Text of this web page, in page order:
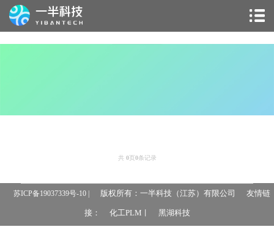
共 0页0条记录
苏ICP备19037339号-10 | 版权所有：一半科技（江苏）有限公司 友情链
接： 化工PLM 黑湖科技